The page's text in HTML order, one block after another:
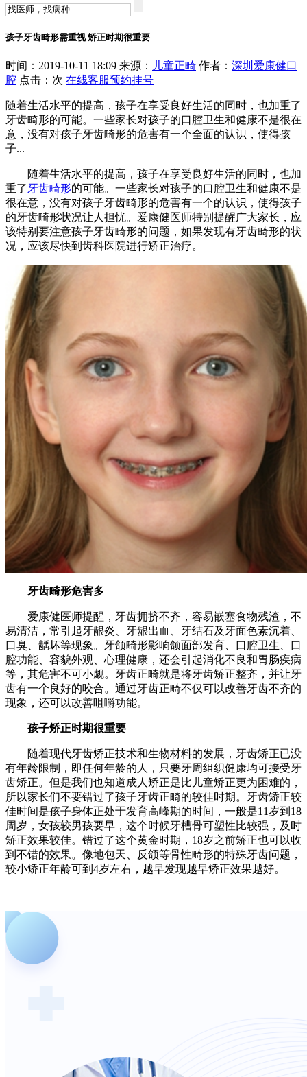
孩子牙齿畸形需重视 矫正时期很重要
时间：2019-10-11 18:09 来源： 儿童正畸 作者： 深圳爱康健口
腔 点击： 次 在线客服预约挂号
随着生活水平的提高，孩子在享受良好生活的同时，也加重了
牙齿畸形的可能。一些家长对孩子的口腔卫生和健康不是很在
意，没有对孩子牙齿畸形的危害有一个全面的认识，使得孩
子...
随着生活水平的提高，孩子在享受良好生活的同时，也加
重了 牙齿畸形的可能。一些家长对孩子的口腔卫生和健康不是
很在意，没有对孩子牙齿畸形的危害有一个的认识，使得孩子
的牙齿畸形状况让人担忧。爱康健医师特别提醒广大家长，应
该特别要注意孩子牙齿畸形的问题，如果发现有牙齿畸形的状
况，应该尽快到齿科医院进行矫正治疗。
牙齿畸形危害多
爱康健医师提醒，牙齿拥挤不齐，容易嵌塞食物残渣，不
易清洁，常引起牙龈炎、牙龈出血、牙结石及牙面色素沉着、
口臭、龋坏等现象。牙颌畸形影响颌面部发育、口腔卫生、口
腔功能、容貌外观、心理健康，还会引起消化不良和胃肠疾病
等，其危害不可小觑。牙齿正畸就是将牙齿矫正整齐，并让牙
齿有一个良好的咬合。通过牙齿正畸不仅可以改善牙齿不齐的
现象，还可以改善咀嚼功能。
孩子矫正时期很重要
随着现代牙齿矫正技术和生物材料的发展，牙齿矫正已没
有年龄限制，即任何年龄的人，只要牙周组织健康均可接受牙
齿矫正。但是我们也知道成人矫正是比儿童矫正更为困难的，
所以家长们不要错过了孩子牙齿正畸的较佳时期。牙齿矫正较
佳时间是孩子身体正处于发育高峰期的时间，一般是11岁到18
周岁，女孩较男孩要早，这个时候牙槽骨可塑性比较强，及时
矫正效果较佳。错过了这个黄金时期，18岁之前矫正也可以收
到不错的效果。像地包天、反颌等骨性畸形的特殊牙齿问题，
较小矫正年龄可到4岁左右，越早发现越早矫正效果越好。